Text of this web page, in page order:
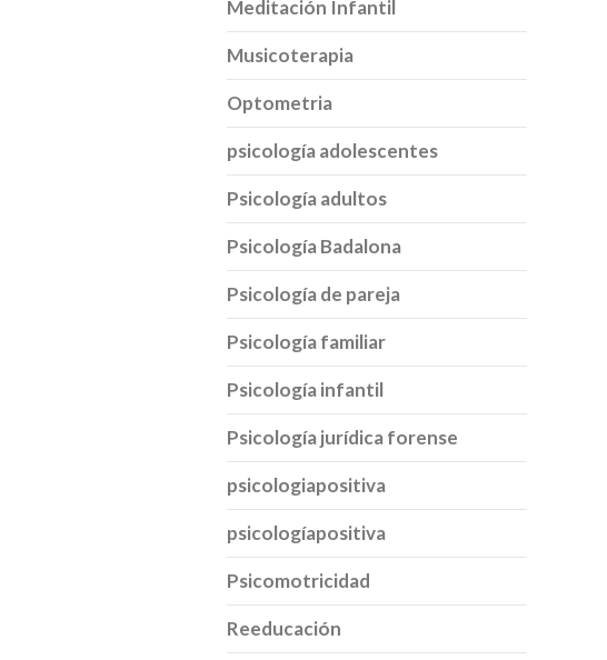
Meditación Infantil
Musicoterapia
Optometria
psicología adolescentes
Psicología adultos
Psicología Badalona
Psicología de pareja
Psicología familiar
Psicología infantil
Psicología jurídica forense
psicologiapositiva
psicologíapositiva
Psicomotricidad
Reeducación